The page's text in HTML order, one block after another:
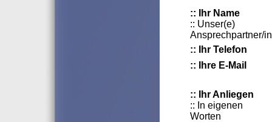
:: Ihr Name
:: Unser(e)
Ansprechpartner/in
:: Ihr Telefon
:: Ihre E-Mail
:: Ihr Anliegen
:: In eigenen
Worten